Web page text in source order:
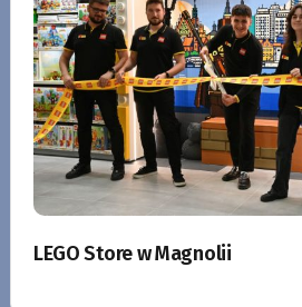
LEGO Store w Magnolii